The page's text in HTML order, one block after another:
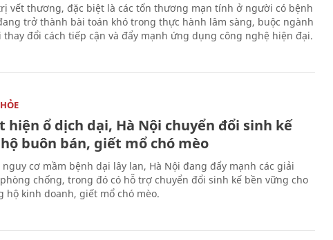
vết thương, đặc biệt là các tổn thương mạn tính ở người có bệnh
trở thành bài toán khó trong thực hành lâm sàng, buộc ngành
thay đổi cách tiếp cận và đẩy mạnh ứng dụng công nghệ hiện đại.
hiện ổ dịch dại, Hà Nội chuyển đổi sinh kế
buôn bán, giết mổ chó mèo
nguy cơ mầm bệnh dại lây lan, Hà Nội đang đẩy mạnh các giải
chống, trong đó có hỗ trợ chuyển đổi sinh kế bền vững cho
hộ kinh doanh, giết mổ chó mèo.